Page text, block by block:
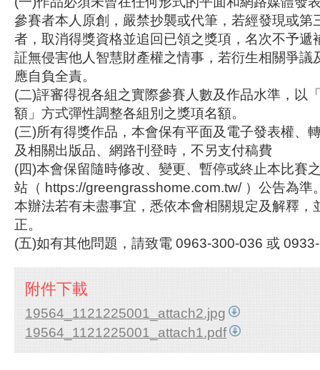
參賽者本人原創，嚴禁抄襲或代筆，若經發現或第
者，取消得獎資格並追回已領之獎項，名次不予遞
証無侵害他人智慧財產權之情事，若衍生相關爭議
應自負全責。
(二)評審得視各組之實際參賽人數及作品水準，以
額」方式彈性調整各組別之獎項名額。
(三)所有得獎作品，本會保有平面及電子發表權、
及相關出版品、網路刊登時，不另支付稿費
(四)本會保留隨時修改、變更、暫停或終止本比賽
站（ https://greengrasshome.com.tw/ ）公告為準
本辦法若有未盡事宜，悉依本會相關規定及解釋，
正。
(五)如有其他問題，請致電 0963-300-036 或
附件下載
19564_1121225001_attach2.jpg
19564_1121225001_attach1.pdf